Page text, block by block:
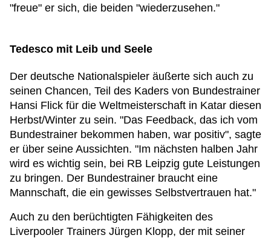
"freue" er sich, die beiden "wiederzusehen."
Tedesco mit Leib und Seele
Der deutsche Nationalspieler äußerte sich auch zu
seinen Chancen, Teil des Kaders von Bundestrainer
Hansi Flick für die Weltmeisterschaft in Katar diesen
Herbst/Winter zu sein. "Das Feedback, das ich vom
Bundestrainer bekommen haben, war positiv", sagte
er über seine Aussichten. "Im nächsten halben Jahr
wird es wichtig sein, bei RB Leipzig gute Leistungen
zu bringen. Der Bundestrainer braucht eine
Mannschaft, die ein gewisses Selbstvertrauen hat."
Auch zu den berüchtigten Fähigkeiten des
Liverpooler Trainers Jürgen Klopp, der mit seiner